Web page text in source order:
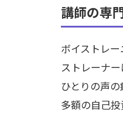
講師の専
ボイストレ
ストレーナ
ひとりの声
多額の自己投